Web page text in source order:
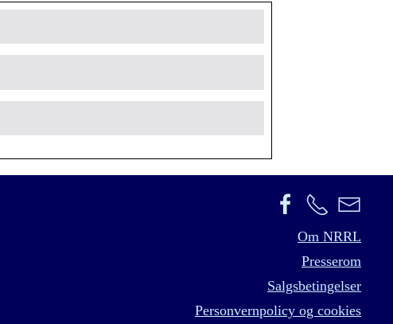
Om NRRL
Presserom
Salgsbetingelser
Personvernpolicy og cookies